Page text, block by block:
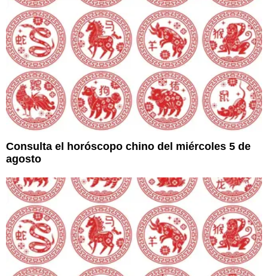
Consulta el horóscopo chino del miércoles 5 de
agosto